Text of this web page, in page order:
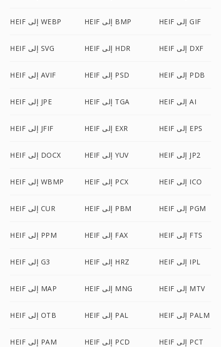
HEIF إلى WEBP HEIF إلى BMP HEIF إلى GIF
HEIF إلى SVG HEIF إلى HDR HEIF إلى DXF
HEIF إلى AVIF HEIF إلى PSD HEIF إلى PDB
HEIF إلى JPE HEIF إلى TGA HEIF إلى AI
HEIF إلى JFIF HEIF إلى EXR HEIF إلى EPS
HEIF إلى DOCX HEIF إلى YUV HEIF إلى JP2
HEIF إلى WBMP HEIF إلى PCX HEIF إلى ICO
HEIF إلى CUR HEIF إلى PBM HEIF إلى PGM
HEIF إلى PPM HEIF إلى FAX HEIF إلى FTS
HEIF إلى G3 HEIF إلى HRZ HEIF إلى IPL
HEIF إلى MAP HEIF إلى MNG HEIF إلى MTV
HEIF إلى OTB HEIF إلى PAL HEIF إلى PALM
HEIF إلى PAM HEIF إلى PCD HEIF إلى PCT